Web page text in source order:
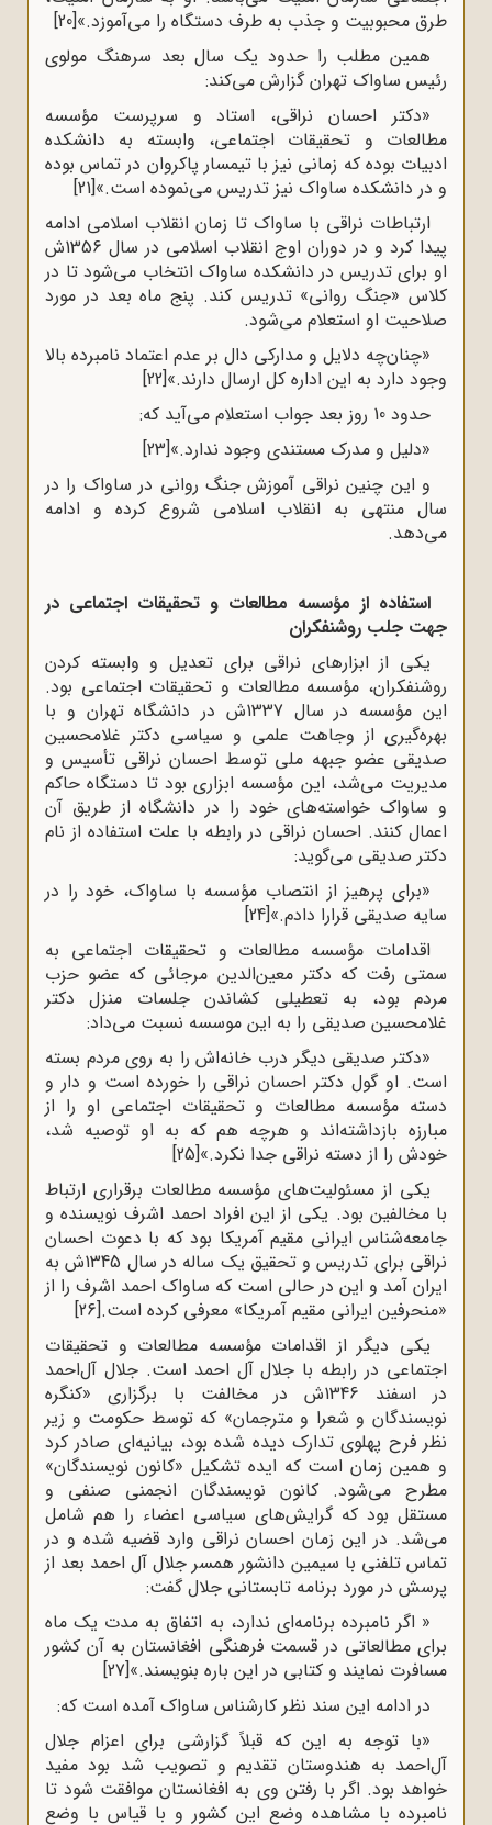
طرق محبوبیت و جذب به طرف دستگاه را می‌آموزد.»[20]
همین مطلب را حدود یک سال بعد سرهنگ مولوی
رئیس ساواک تهران گزارش می‌کند:
«دکتر احسان نراقی، استاد و سرپرست مؤسسه
مطالعات و تحقیقات اجتماعی، وابسته به دانشکده
ادبیات بوده که زمانی نیز با تیمسار پاکروان در تماس بوده
و در دانشکده ساواک نیز تدریس می‌نموده است.»[21]
ارتباطات نراقی با ساواک تا زمان انقلاب اسلامی ادامه
پیدا کرد و در دوران اوج انقلاب اسلامی در سال 1356ش
او برای تدریس در دانشکده ساواک انتخاب می‌شود تا در
کلاس «جنگ روانی» تدریس کند. پنج ماه بعد در مورد
صلاحیت او استعلام می‌شود.
«چنان‌چه دلایل و مدارکی دال بر عدم اعتماد نامبرده بالا
وجود دارد به این اداره کل ارسال دارند.»[22]
حدود 10 روز بعد جواب استعلام می‌آید که:
«دلیل و مدرک مستندی وجود ندارد.»[23]
و این چنین نراقی آموزش جنگ روانی در ساواک را در
سال منتهی به انقلاب اسلامی شروع کرده و ادامه
می‌دهد.
استفاده از مؤسسه مطالعات و تحقیقات اجتماعی در
جهت جلب روشنفکران
یکی از ابزارهای نراقی برای تعدیل و وابسته کردن
روشنفکران، مؤسسه مطالعات و تحقیقات اجتماعی بود.
این مؤسسه در سال 1337ش در دانشگاه تهران و با
بهره‌گیری از وجاهت علمی و سیاسی دکتر غلامحسین
صدیقی عضو جبهه ملی توسط احسان نراقی تأسیس و
مدیریت می‌شد، این مؤسسه ابزاری بود تا دستگاه حاکم
و ساواک خواسته‌های خود را در دانشگاه از طریق آن
اعمال کنند. احسان نراقی در رابطه با علت استفاده از نام
دکتر صدیقی می‌گوید:
«برای پرهیز از انتصاب مؤسسه با ساواک، خود را در
سایه صدیقی قرارا دادم.»[24]
اقدامات مؤسسه مطالعات و تحقیقات اجتماعی به
سمتی رفت که دکتر معین‌الدین مرجائی که عضو حزب
مردم بود، به تعطیلی کشاندن جلسات منزل دکتر
غلامحسین صدیقی را به این موسسه نسبت می‌داد:
«دکتر صدیقی دیگر درب خانه‌اش را به روی مردم بسته
است. او گول دکتر احسان نراقی را خورده است و دار و
دسته مؤسسه مطالعات و تحقیقات اجتماعی او را از
مبارزه بازداشته‌اند و هرچه هم که به او توصیه شد،
خودش را از دسته نراقی جدا نکرد.»[25]
یکی از مسئولیت‌های مؤسسه مطالعات برقراری ارتباط
با مخالفین بود. یکی از این افراد احمد اشرف نویسنده و
جامعه‌شناس ایرانی مقیم آمریکا بود که با دعوت احسان
نراقی برای تدریس و تحقیق یک ساله در سال 1345ش به
ایران آمد و این در حالی است که ساواک احمد اشرف را از
«منحرفین ایرانی مقیم آمریکا» معرفی کرده است.[26]
یکی دیگر از اقدامات مؤسسه مطالعات و تحقیقات
اجتماعی در رابطه با جلال آل احمد است. جلال آل‌احمد
در اسفند 1346ش در مخالفت با برگزاری «کنگره
نویسندگان و شعرا و مترجمان» که توسط حکومت و زیر
نظر فرح پهلوی تدارک دیده شده بود، بیانیه‌ای صادر کرد
و همین زمان است که ایده تشکیل «کانون نویسندگان»
مطرح می‌شود. کانون نویسندگان انجمنی صنفی و
مستقل بود که گرایش‌های سیاسی اعضاء را هم شامل
می‌شد. در این زمان احسان نراقی وارد قضیه شده و در
تماس تلفنی با سیمین دانشور همسر جلال آل احمد بعد از
پرسش در مورد برنامه تابستانی جلال گفت:
« اگر نامبرده برنامه‌ای ندارد، به اتفاق به مدت یک ماه
برای مطالعاتی در قسمت فرهنگی افغانستان به آن کشور
مسافرت نمایند و کتابی در این باره بنویسند.»[27]
در ادامه این سند نظر کارشناس ساواک آمده است که:
«با توجه به این که قبلاً گزارشی برای اعزام جلال
آل‌احمد به هندوستان تقدیم و تصویب شد بود مفید
خواهد بود. اگر با رفتن وی به افغانستان موافقت شود تا
نامبرده با مشاهده وضع این کشور و با قیاس با وضع